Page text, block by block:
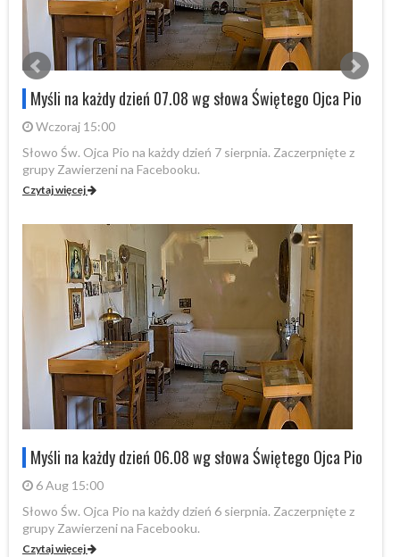
Myśli na każdy dzień 07.08 wg słowa Świętego Ojca Pio
Wczoraj 15:00
Słowo Św. Ojca Pio na każdy dzień 7 sierpnia. Zaczerpnięte z
grupy Zawierzeni na Facebooku.
Czytaj więcej
Myśli na każdy dzień 06.08 wg słowa Świętego Ojca Pio
6 Aug 15:00
Słowo Św. Ojca Pio na każdy dzień 6 sierpnia. Zaczerpnięte z
grupy Zawierzeni na Facebooku.
Czytaj więcej